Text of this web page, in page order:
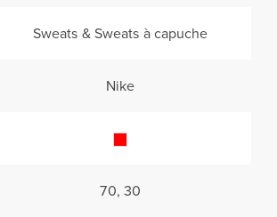
Sweats & Sweats à capuche
Nike
70, 30